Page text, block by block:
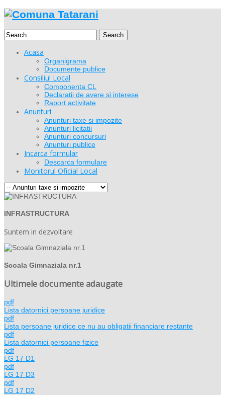
Search
Acasa
Organigrama
Documente publice
Consiliul Local
Componenta CL
Declaratii de avere si interese
Raport activitate
Anunturi
Anunturi taxe si impozite
Anunturi licitatii
Anunturi concursuri
Anunturi publice
Incarca formular
Descarca formulare
Monitorul Oficial Local
INFRASTRUCTURA
Suntem in dezvoltare
Scoala Gimnaziala nr.1
Ultimele documente adaugate
pdf
Lista datornici persoane juridice
pdf
Lista persoane juridice ce nu au obligatii financiare restante
pdf
Lista datornici persoane fizice
pdf
LG 17 D1
pdf
LG 17 D3
pdf
LG 17 D2